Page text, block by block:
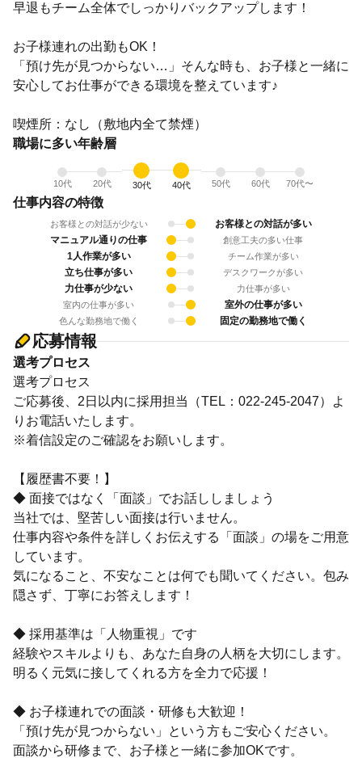
早退もチーム全体でしっかりバックアップします！
お子様連れの出勤もOK！
「預け先が見つからない…」そんな時も、お子様と一緒に
安心してお仕事ができる環境を整えています♪
喫煙所：なし（敷地内全て禁煙）
職場に多い年齢層
10代 20代 30代 40代 50代 60代 70代〜
仕事内容の特徴
お客様との対話が少ない
お客様との対話が多い
マニュアル通りの仕事
創意工夫の多い仕事
1人作業が多い チーム作業が多い
立ち仕事が多い デスクワークが多い
力仕事が少ない
力仕事が多い
室内の仕事が多い
室外の仕事が多い
色んな勤務地で働く 固定の勤務地で働く
応募情報
選考プロセス
選考プロセス
ご応募後、2日以内に採用担当（TEL：022-245-2047）よ
りお電話いたします。
※着信設定のご確認をお願いします。
【履歴書不要！】
◆ 面接ではなく「面談」でお話ししましょう
当社では、堅苦しい面接は行いません。
仕事内容や条件を詳しくお伝えする「面談」の場をご用意
しています。
気になること、不安なことは何でも聞いてください。包み
隠さず、丁寧にお答えします！
◆ 採用基準は「人物重視」です
経験やスキルよりも、あなた自身の人柄を大切にします。
明るく元気に接してくれる方を全力で応援！
◆ お子様連れでの面談・研修も大歓迎！
「預け先が見つからない」という方もご安心ください。
面談から研修まで、お子様と一緒に参加OKです。